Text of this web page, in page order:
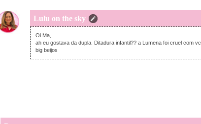
Lulu on the sky
Oi Ma,
ah eu gostava da dupla. Ditadura infantil?? a Lumena foi cruel com vc.
big beijos